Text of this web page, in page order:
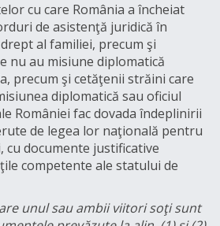
cu care România a încheiat
de asistenţă juridică în
al familiei, precum şi
nu au misiune diplomatică
precum şi cetăţenii străini care
diplomatică sau oficiul
României fac dovada îndeplinirii
de legea lor naţională pentru
cu documente justificative
competente ale statului de
sau ambii viitori soţi sunt